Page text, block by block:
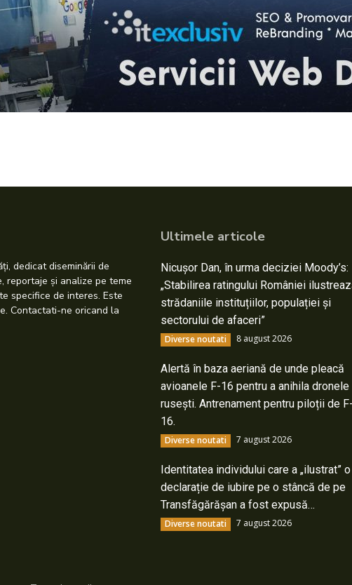
dedicat diseminării de
reportaje și analize pe teme
specifice de interes. Este
Contactati-ne oricand la
Ultimele articole
Nicușor Dan, în urma deciziei Moody’s:
„Stabilirea ratingului României
strădaniile instituțiilor, populației și
sectorului de afaceri”
Diverse noutati 8 august 2026
Alertă în baza aeriană de unde pleacă
avioanele F-16 pentru a anihila dronele
rusești. Antrenament pentru piloții de F-
16.
Diverse noutati 7 august 2026
Identitatea individului care a „ilustrat” o
declarație de iubire pe o stâncă de pe
Transfăgărășan a fost expusă…
Diverse noutati 7 august 2026